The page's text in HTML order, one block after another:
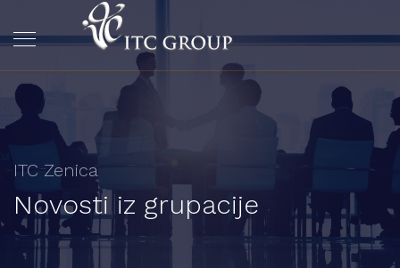
ITC Zenica
Novosti iz grupacije